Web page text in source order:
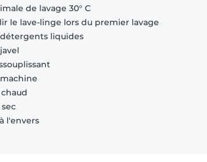
de lavage 30° C
le lave-linge lors du premier lavage
liquides
l'envers